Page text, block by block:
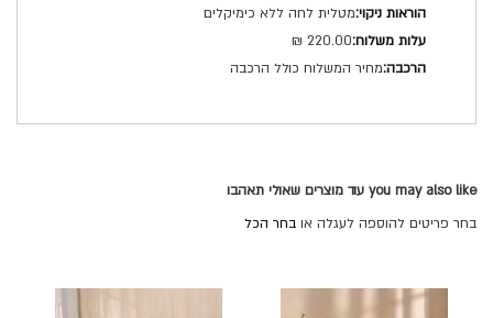
מטלית לחה ללא כימיקלים
220.00 ₪
מחיר המשלוח כולל הרכבה
you may also like עוד מוצרים שאולי תאהבו
בחר פריטים להוספה לעגלה או בחר הכל